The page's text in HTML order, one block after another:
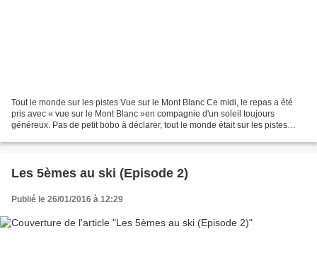
Tout le monde sur les pistes Vue sur le Mont Blanc Ce midi, le repas a été
pris avec « vue sur le Mont Blanc »en compagnie d'un soleil toujours
généreux. Pas de petit bobo à déclarer, tout le monde était sur les pistes
Les 5èmes au ski (Episode 2)
Publié le 26/01/2016 à 12:29